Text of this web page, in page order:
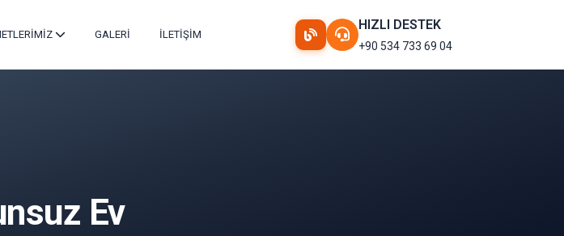
GALERİ İLETİŞİM
HIZLI DESTEK
+90 534 733 69 04
Ev